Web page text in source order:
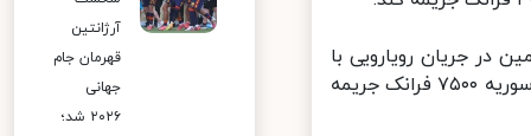
جریان رویارویی با
سوریه در ماه مارس گذشته، مبلغ ۱۰۰ هزار فرانک جریمه و فدراسیون فوتبال سوریه ۷۵۰۰ فرانک جریمه
آرژانتین
قهرمان جام
جهانی
۲۰۲۶ شد؛